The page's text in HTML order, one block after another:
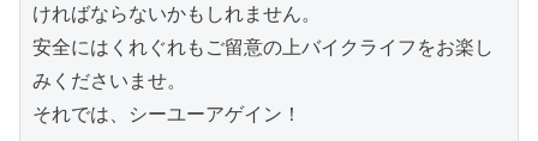
ければならないかもしれません。
安全にはくれぐれもご留意の上バイクライフをお楽し
みくださいませ。
それでは、シーユーアゲイン！